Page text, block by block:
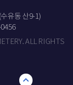
유동 산9-1)
ALL RIGHTS